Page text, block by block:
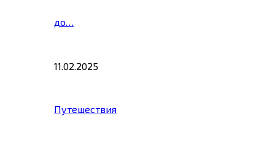
до…
11.02.2025
Путешествия